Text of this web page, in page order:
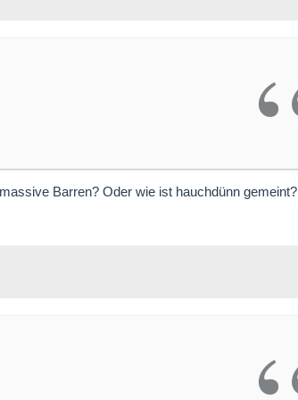
Barren? Oder wie ist hauchdünn gemeint?